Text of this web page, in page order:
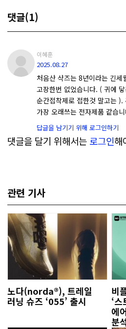
댓글(1)
이혜훈
2025.08.27
처음산 샥즈는 8년이라는 긴
고장한번 없었습니다. ( 귀에
순간접착제로 접한것 말고는
가장 오래쓰는 전자제품 같습
답글을 남기기 위해 로그인하기
댓글을 달기 위해서는 로그인해
관련 기사
노다(norda®), 트레일
러닝 슈즈 ‘055’ 출시
비
‘
에
분